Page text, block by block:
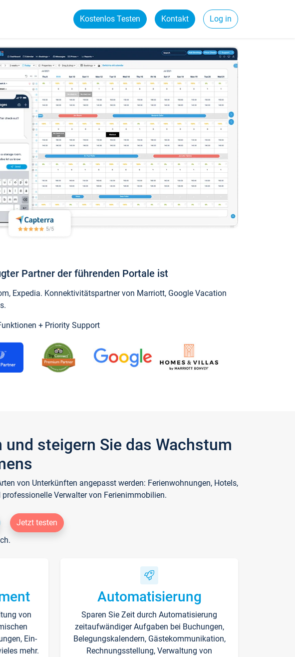
Kostenlos Testen Kontakt Log in
Partner der führenden Portale ist
Expedia. Konnektivitätspartner von Marriott, Google Vacation
+ Priority Support
steigern Sie das Wachstum
von Unterkünften angepasst werden: Ferienwohnungen, Hotels,
Verwalter von Ferienimmobilien.
Jetzt testen
von
Ein-
mehr.
Automatisierung
Sparen Sie Zeit durch Automatisierung
zeitaufwändiger Aufgaben bei Buchungen,
Belegungskalendern, Gästekommunikation,
Rechnungsstellung, Verwaltung von